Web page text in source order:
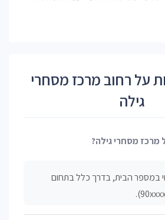
על רחוב מרכז מסחרי
גילה
מרכז מסחרי גילה?
במספר הבית, בדרך כלל בתחום